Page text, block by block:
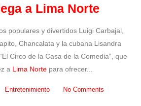
a Lima Norte
Chancalata y la cubana Lisandra
Circo de la Casa de la Comedia”, que
a Lima Norte para ofrecer...
Entretenimiento No Comments